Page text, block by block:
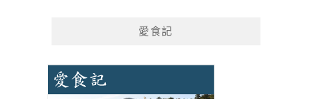
愛食記